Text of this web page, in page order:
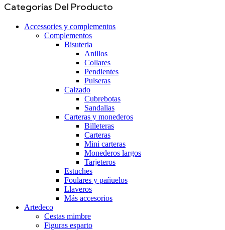
Categorías Del Producto
Accessories y complementos
Complementos
Bisuteria
Anillos
Collares
Pendientes
Pulseras
Calzado
Cubrebotas
Sandalias
Carteras y monederos
Billeteras
Carteras
Mini carteras
Monederos largos
Tarjeteros
Estuches
Foulares y pañuelos
Llaveros
Más accesorios
Artedeco
Cestas mimbre
Figuras esparto